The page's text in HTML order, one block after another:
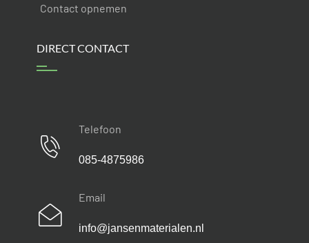
Contact opnemen
DIRECT CONTACT
Telefoon
085-4875986
Email
info@jansenmaterialen.nl